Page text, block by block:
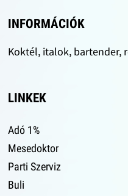
INFORMÁCIÓK
Koktél, italok, bartender,
LINKEK
Adó 1%
Mesedoktor
Parti Szerviz
Buli